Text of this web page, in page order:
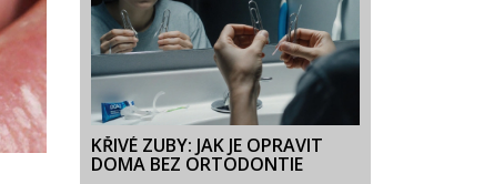
KŘIVÉ ZUBY: JAK JE OPRAVIT
DOMA BEZ ORTODONTIE